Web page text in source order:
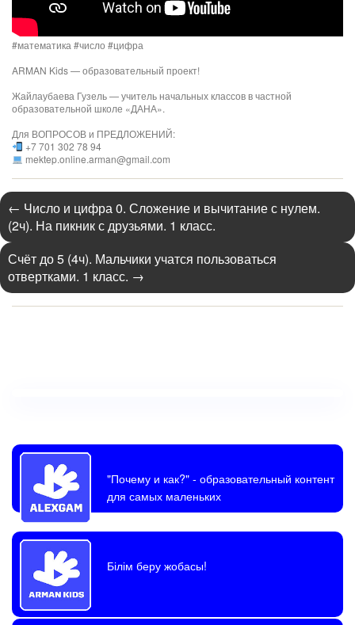
#математика #число #цифра
ARMAN Kids — образовательный проект!
Жайлаубаева Гузель — учитель начальных классов в частной
образовательной школе «ДАНА».
Для ВОПРОСОВ и ПРЕДЛОЖЕНИЙ:
+7 701 302 78 94
mektep.online.arman@gmail.com
← Число и цифра 0. Сложение и вычитание с нулем.
(2ч). На пикник с друзьями. 1 класс.
Счёт до 5 (4ч). Мальчики учатся пользоваться
отвертками. 1 класс. →
"Почему и как?"- образовательный контент
для самых маленьких
Білім беру жобасы!